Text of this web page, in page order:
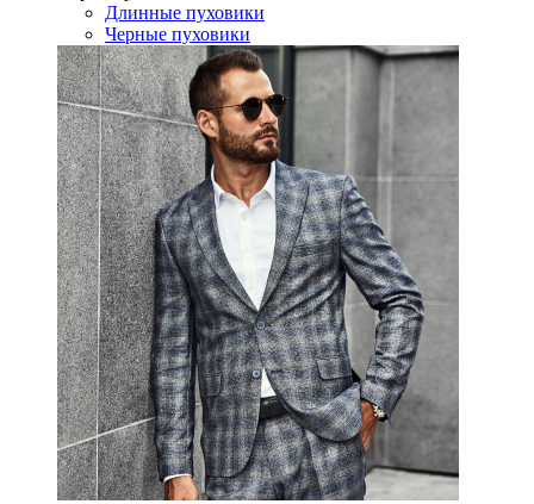
Длинные пуховики
Черные пуховики